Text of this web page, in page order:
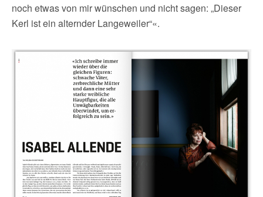
noch etwas von mir wünschen und nicht sagen: „Dieser
Kerl ist ein alternder Langeweiler“«.